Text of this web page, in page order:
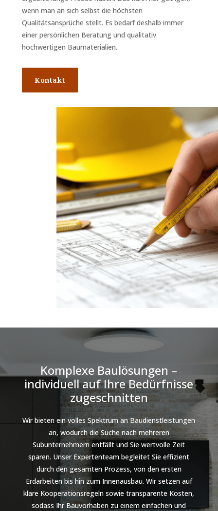
wenn man an sich selbst die höchsten
Qualitätsansprüche stellt. Es bedarf deshalb immer
einer persönlichen Beratung und qualitativ
hochwertigen Baumaterialien.
Kontakt
Komplexe Baulösungen –
individuell auf Ihre Bedürfnisse
zugeschnitten
Wir bieten ein volles Spektrum an Baudienstleistungen
an, wodurch die Suche nach mehreren
Subunternehmern entfällt und Sie wertvolle Zeit
sparen. Unser Expertenteam begleitet Sie effizient
durch den gesamten Prozess, von den ersten
Erdarbeiten bis hin zum Innenausbau. Wir setzen auf
klare Kooperationsregeln sowie transparente Kosten,
sodass Ihr Bauvorhaben zu einem einfachen und